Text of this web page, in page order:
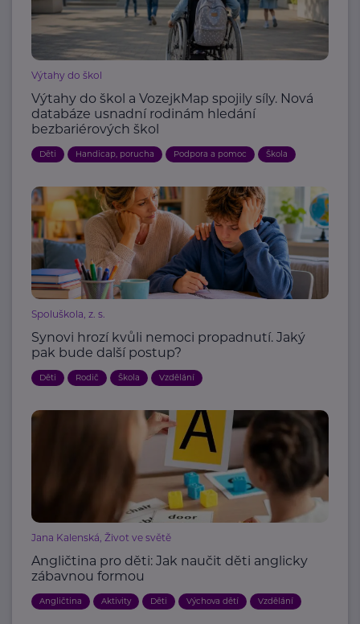
Výtahy do škol
Výtahy do škol a VozejkMap spojily síly. Nová
databáze usnadní rodinám hledání
bezbariérových škol
Děti Handicap, porucha Podpora a pomoc Škola
Spoluškola, z. s.
Synovi hrozí kvůli nemoci propadnutí. Jaký
pak bude další postup?
Děti Rodič Škola Vzdělání
Jana Kalenská, Život ve světě
Angličtina pro děti: Jak naučit děti anglicky
zábavnou formou
Angličtina Aktivity Děti Výchova dětí Vzdělání